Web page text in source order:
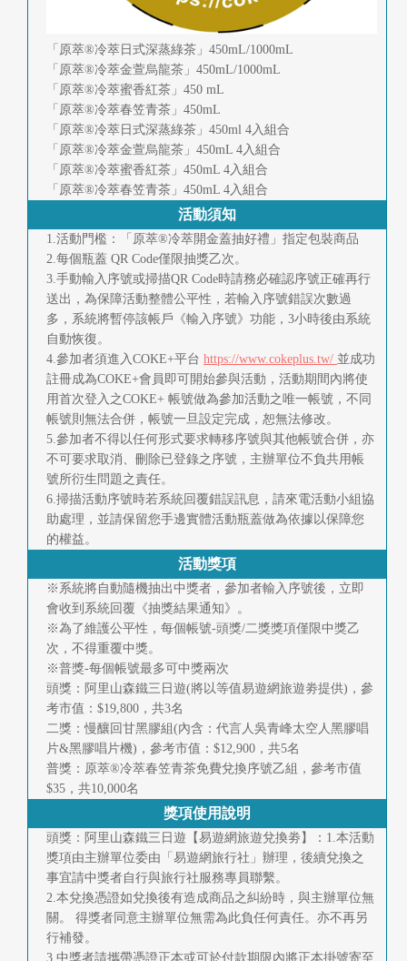
「原萃®冷萃日式深蒸綠茶」450mL/1000mL
「原萃®冷萃金萱烏龍茶」450mL/1000mL
「原萃®冷萃蜜香紅茶」450 mL
「原萃®冷萃春笠青茶」450mL
「原萃®冷萃日式深蒸綠茶」450ml 4入組合
「原萃®冷萃金萱烏龍茶」450mL 4入組合
「原萃®冷萃蜜香紅茶」450mL 4入組合
「原萃®冷萃春笠青茶」450mL 4入組合
活動須知
1.活動門檻：「原萃®冷萃開金蓋抽好禮」指定包裝商品
2.每個瓶蓋 QR Code僅限抽獎乙次。
3.手動輸入序號或掃描QR Code時請務必確認序號正確再行
送出，為保障活動整體公平性，若輸入序號錯誤次數過
多，系統將暫停該帳戶《輸入序號》功能，3小時後由系統
自動恢復。
4.參加者須進入COKE+平台 https://www.cokeplus.tw/ 並成功
註冊成為COKE+會員即可開始參與活動，活動期間內將使
用首次登入之COKE+ 帳號做為參加活動之唯一帳號，不同
帳號則無法合併，帳號一旦設定完成，恕無法修改。
5.參加者不得以任何形式要求轉移序號與其他帳號合併，亦
不可要求取消、刪除已登錄之序號，主辦單位不負共用帳
號所衍生問題之責任。
6.掃描活動序號時若系統回覆錯誤訊息，請來電活動小組協
助處理，並請保留您手邊實體活動瓶蓋做為依據以保障您
的權益。
活動獎項
※系統將自動隨機抽出中獎者，參加者輸入序號後，立即
會收到系統回覆《抽獎結果通知》。
※為了維護公平性，每個帳號-頭獎/二獎獎項僅限中獎乙
次，不得重覆中獎。
※普獎-每個帳號最多可中獎兩次
頭獎：阿里山森鐵三日遊(將以等值易遊網旅遊劵提供)，參
考市值：$19,800，共3名
二獎：慢釀回甘黑膠組(內含：代言人吳青峰太空人黑膠唱
片&黑膠唱片機)，參考市值：$12,900，共5名
普獎：原萃®冷萃春笠青茶免費兌換序號乙組，參考市值
$35，共10,000名
獎項使用說明
頭獎：阿里山森鐵三日遊【易遊網旅遊兌換劵】：1.本活動
獎項由主辦單位委由「易遊網旅行社」辦理，後續兌換之
事宜請中獎者自行與旅行社服務專員聯繫。
2.本兌換憑證如兌換後有造成商品之糾紛時，與主辦單位無
關。 得獎者同意主辦單位無需為此負任何責任。亦不再另
行補發。
3.中獎者請攜帶憑證正本或可於付款期限內將正本掛號寄至